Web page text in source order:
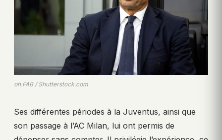
ph.FAB / Shutterstock.com
Ses différentes périodes à la Juventus, ainsi que
son passage à l’AC Milan, lui ont permis de